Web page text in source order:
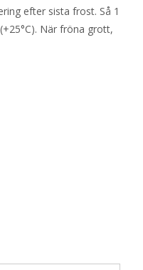
efter sista frost. Så 1
När fröna grott,